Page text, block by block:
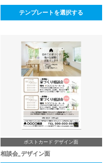
テンプレートを選択する
ポストカード デザイン面
相談会_デザイン面